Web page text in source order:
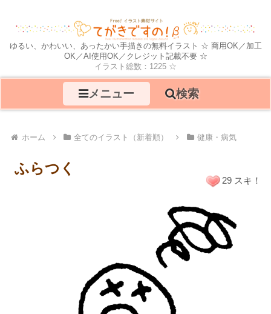
ゆるい、かわいい、あったかい手描きの無料イラスト ☆ 商用OK／加工
OK／AI使用OK／クレジット記載不要 ☆
イラスト総数：1225 ☆
メニュー 検索
ホーム 全てのイラスト（新着順） 健康・病気
ふらつく
29 スキ！